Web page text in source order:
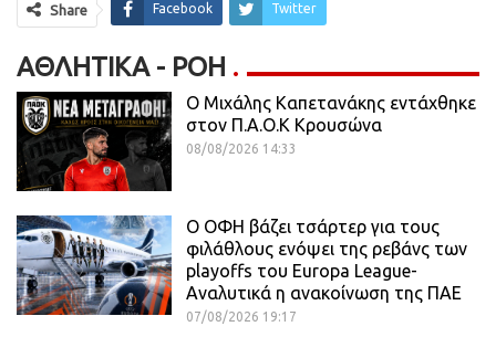
Share Facebook Twitter
ΑΘΛΗΤΙΚΆ - ΡΟΗ
O Mιχάλης Καπετανάκης εντάχθηκε
στον Π.Α.Ο.Κ Κρουσώνα
08/08/2026 14:33
Ο ΟΦΗ βάζει τσάρτερ για τους
φιλάθλους ενόψει της ρεβάνς των
playoffs του Europa League-
Αναλυτικά η ανακοίνωση της ΠΑΕ
07/08/2026 19:17